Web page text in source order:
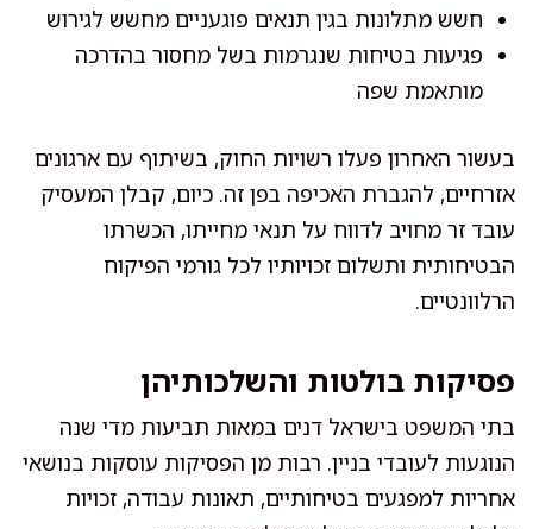
חשש מתלונות בגין תנאים פוגעניים מחשש לגירוש
פגיעות בטיחות שנגרמות בשל מחסור בהדרכה
מותאמת שפה
בעשור האחרון פעלו רשויות החוק, בשיתוף עם ארגונים
אזרחיים, להגברת האכיפה בפן זה. כיום, קבלן המעסיק
עובד זר מחויב לדווח על תנאי מחייתו, הכשרתו
הבטיחותית ותשלום זכויותיו לכל גורמי הפיקוח
הרלוונטיים.
פסיקות בולטות והשלכותיהן
בתי המשפט בישראל דנים במאות תביעות מדי שנה
הנוגעות לעובדי בניין. רבות מן הפסיקות עוסקות בנושאי
אחריות למפגעים בטיחותיים, תאונות עבודה, זכויות